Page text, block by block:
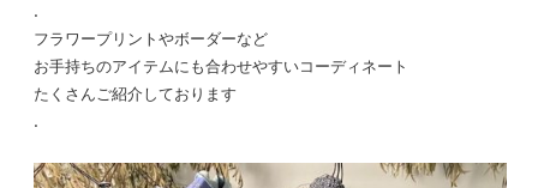
.
フラワープリントやボーダーなど
お手持ちのアイテムにも合わせやすいコーディネート
たくさんご紹介しております
.